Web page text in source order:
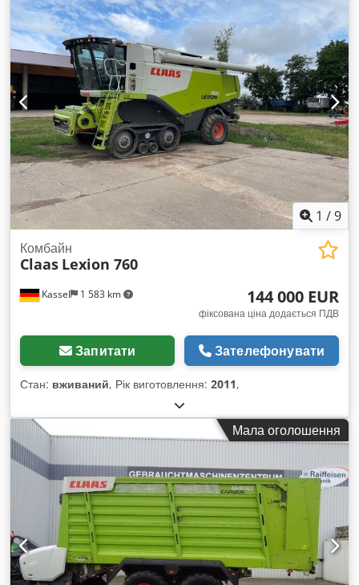
1 /9
Kassel 1 583 km
Комбайн
Claas Lexion 760
144 000 EUR
фіксована ціна додається ПДВ
Запитати Зателефонувати
Стан: вживаний, Рік виготовлення: 2011,
Мала оголошення